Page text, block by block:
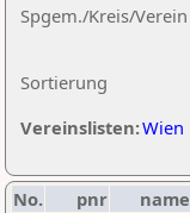
Sortierung
Spgem./Kreis/Verein
Vereinslisten:Wien
No. pnr name